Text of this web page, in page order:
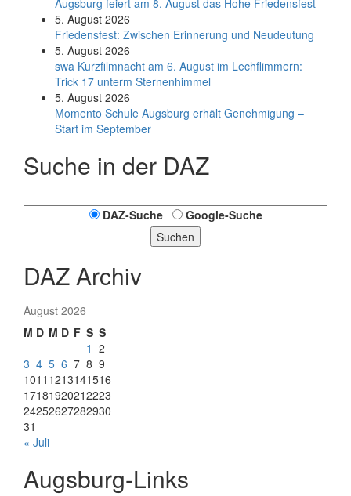
Augsburg feiert am 8. August das Hohe Friedensfest
5. August 2026
Friedensfest: Zwischen Erinnerung und Neudeutung
5. August 2026
swa Kurz­film­nacht am 6. August im Lech­flim­mern:
Trick 17 unterm Sternen­himmel
5. August 2026
Momento Schule Augsburg erhält Genehmigung –
Start im September
Suche in der DAZ
DAZ-Suche
Google-Suche
Suchen
DAZ Archiv
August 2026
M D M D F S S
1 2
3 4 5 6 7 8 9
1011 1213141516
17181920212223
24252627282930
31
« Juli
Augsburg-Links